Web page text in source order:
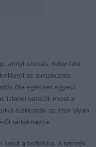
annyi szokás. Különféle
az almaecetes
óta egészen egyedi
Izlandi kutatók most a
elállították az első olyan
tartalmazza.
kerül a boltokba. A termék